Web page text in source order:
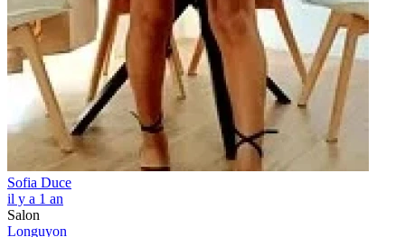
Sofia Duce
il y a 1 an
Salon
Longuyon